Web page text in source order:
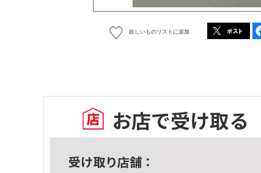
欲しいものリストに追加
お店で受け取る
受け取り店舗：